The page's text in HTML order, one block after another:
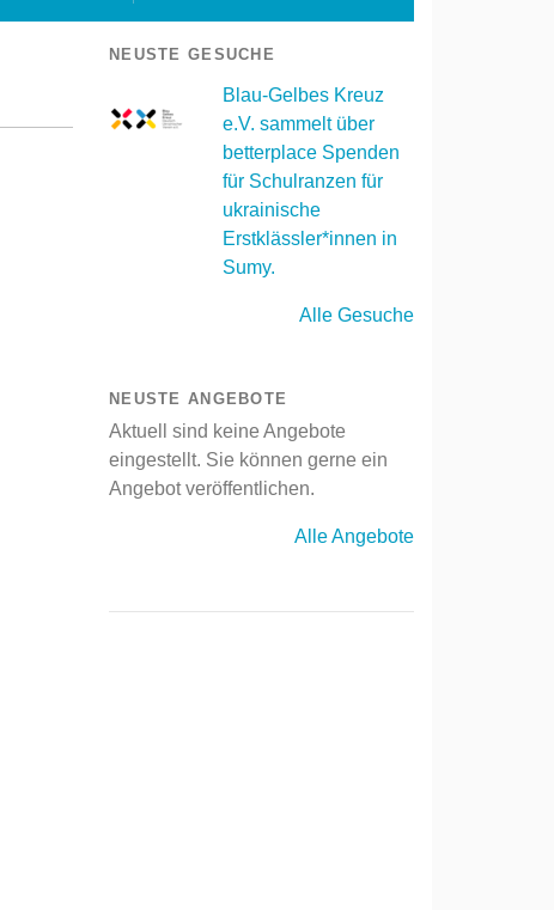
NEUSTE GESUCHE
Blau-Gelbes Kreuz
e.V. sammelt über
betterplace Spenden
für Schulranzen für
ukrainische
Erstklässler*innen in
Sumy.
Alle Gesuche
NEUSTE ANGEBOTE
Aktuell sind keine Angebote
eingestellt. Sie können gerne ein
Angebot veröffentlichen.
Alle Angebote